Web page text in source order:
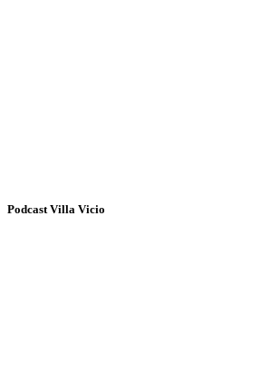
Podcast Villa Vicio